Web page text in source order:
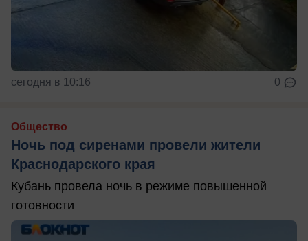
сегодня в 10:16 0
Общество
Ночь под сиренами провели жители
Краснодарского края
Кубань провела ночь в режиме повышенной
готовности